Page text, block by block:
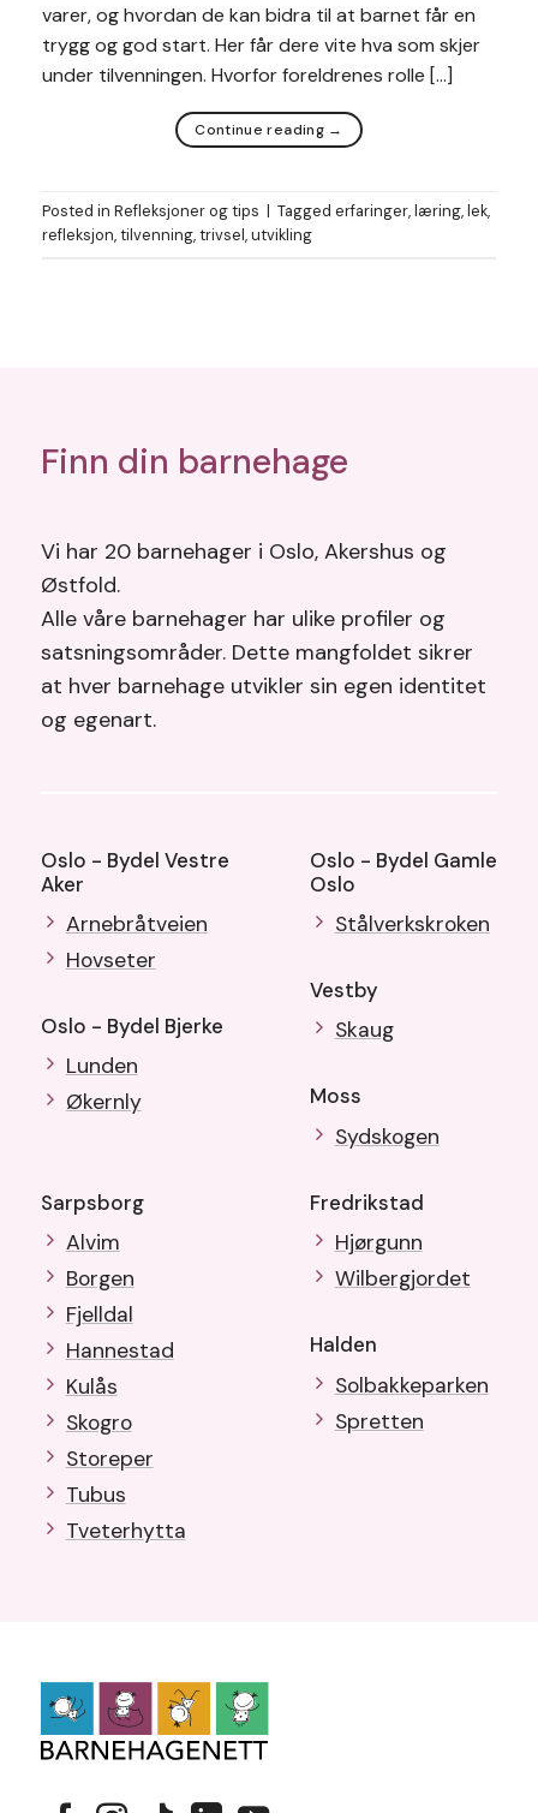
varer, og hvordan de kan bidra til at barnet får en
trygg og god start. Her får dere vite hva som skjer
under tilvenningen. Hvorfor foreldrenes rolle […]
Continue reading →
Posted in Refleksjoner og tips | Tagged erfaringer,læring,lek,
refleksjon,tilvenning,trivsel,utvikling
Finn din barnehage
Vi har 20 barnehager i Oslo, Akershus og
Østfold.
Alle våre barnehager har ulike profiler og
satsningsområder. Dette mangfoldet sikrer
at hver barnehage utvikler sin egen identitet
og egenart.
Oslo - Bydel Vestre
Aker
Arnebråtveien
Hovseter
Oslo - Bydel Bjerke
Lunden
Økernly
Oslo - Bydel Gamle
Oslo
Stålverkskroken
Vestby
Skaug
Moss
Sydskogen
Sarpsborg
Alvim
Borgen
Fjelldal
Hannestad
Kulås
Skogro
Storeper
Tubus
Tveterhytta
Fredrikstad
Hjørgunn
Wilbergjordet
Halden
Solbakkeparken
Spretten